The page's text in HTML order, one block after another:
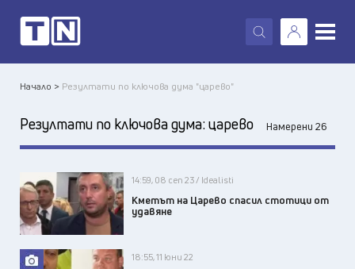
X
Начало > Резултати по ключова дума "царево"
Резултати по ключова дума: царево Намерени 26
14:59, 08 сеп 23 / Idealisti
Кметът на Царево спасил стотици от
удавяне
18:55, 11 юни 22